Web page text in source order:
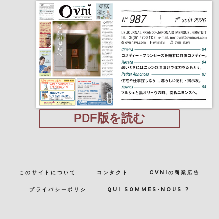
PDF版を読む
このサイトについて コンタクト OVNIの商業広告
プライバシーポリシ QUI SOMMES-NOUS ?